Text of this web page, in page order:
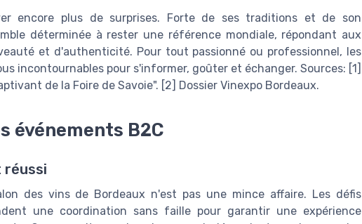
encore plus de surprises. Forte de ses traditions et de son
déterminée à rester une référence mondiale, répondant aux
et d'authenticité. Pour tout passionné ou professionnel, les
incontournables pour s'informer, goûter et échanger. Sources: [1]
de la Foire de Savoie". [2] Dossier Vinexpo Bordeaux.
événements B2C
réussi
des vins de Bordeaux n'est pas une mince affaire. Les défis
une coordination sans faille pour garantir une expérience